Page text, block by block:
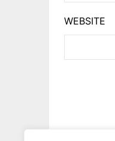
WEBSITE